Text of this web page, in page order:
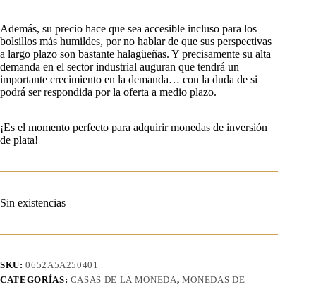
Además, su precio hace que sea accesible incluso para los
bolsillos más humildes, por no hablar de que sus perspectivas
a largo plazo son bastante halagüeñas. Y precisamente su alta
demanda en el sector industrial auguran que tendrá un
importante crecimiento en la demanda… con la duda de si
podrá ser respondida por la oferta a medio plazo.
¡Es el momento perfecto para adquirir monedas de inversión
de plata!
Sin existencias
SKU:0652A5A250401
CATEGORÍAS: CASAS DE LA MONEDA, MONEDAS DE